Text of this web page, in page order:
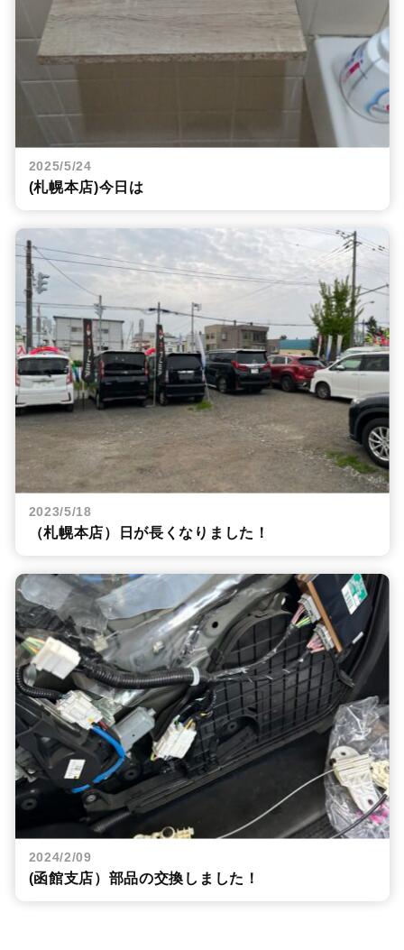
2025/5/24
(札幌本店)今日は
2023/5/18
（札幌本店）日が長くなりました！
2024/2/09
(函館支店）部品の交換しました！